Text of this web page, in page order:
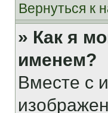
Вернуться к
» Как я
именем?
Вместе с